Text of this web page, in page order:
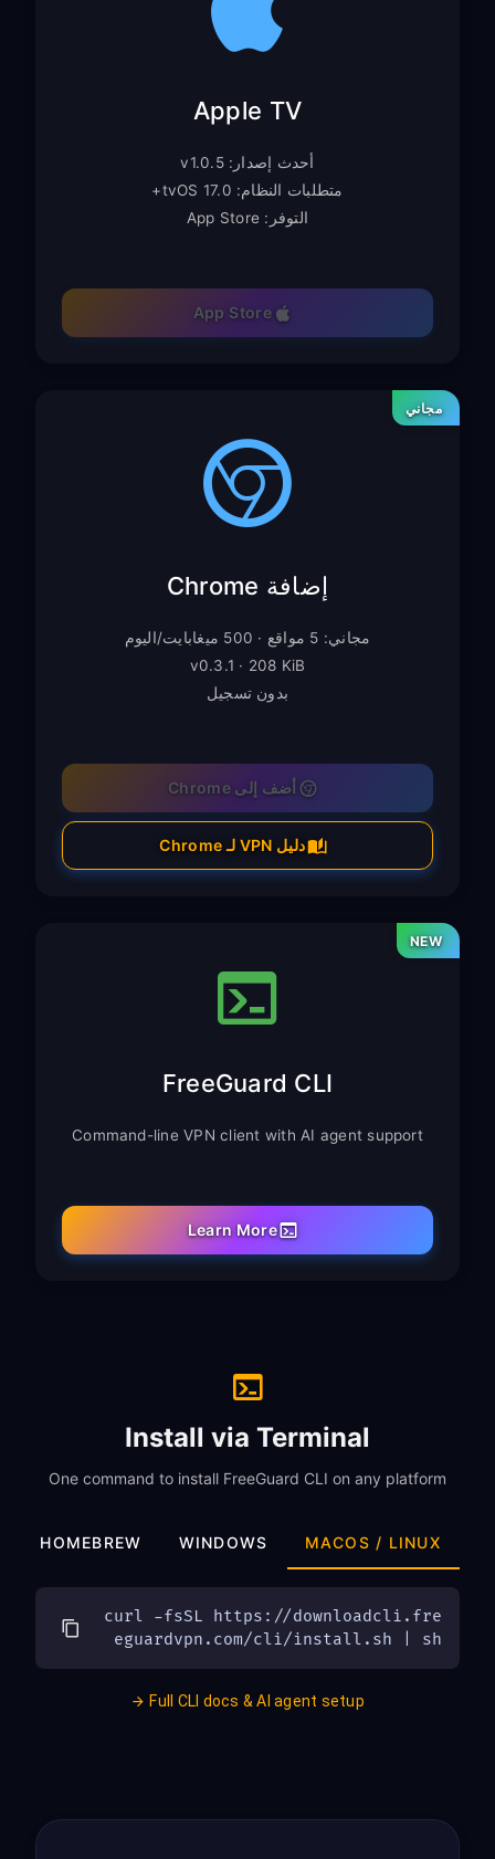
Apple TV
أحدث إصدار: v1.0.5
متطلبات النظام: tvOS 17.0+
التوفر: App Store
App Store
مجاني
إضافة Chrome
مجاني: 5 مواقع · 500 ميغابايت/اليوم
v0.3.1 · 208 KiB
بدون تسجيل
أضف إلى Chrome
دليل VPN لـ Chrome
NEW
FreeGuard CLI
Command-line VPN client with AI agent support
Learn More
Install via Terminal
One command to install FreeGuard CLI on any platform
MACOS / LINUX
WINDOWS
HOMEBREW
curl -fsSL https://downloadcli.fre
eguardvpn.com/cli/install.sh | sh
Full CLI docs & AI agent setup